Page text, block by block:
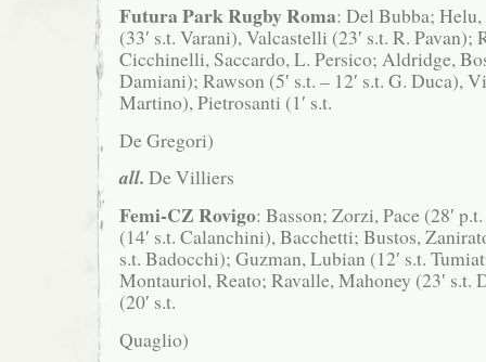
Futura Park Rugby Roma: Del Bubba;
(33′ s.t. Varani), Valcastelli (23′ s.t. R.
Cicchinelli, Saccardo, L. Persico; Aldridge,
Damiani); Rawson (5′ s.t. – 12′ s.t. G. Duca),
Martino), Pietrosanti (1′ s.t.
De Gregori)
all. De Villiers
Femi-CZ Rovigo: Basson; Zorzi, Pace (28′
(14′ s.t. Calanchini), Bacchetti; Bustos,
s.t. Badocchi); Guzman, Lubian (12′ s.t.
Montauriol, Reato; Ravalle, Mahoney (23′ s.t.
(20′ s.t.
Quaglio)